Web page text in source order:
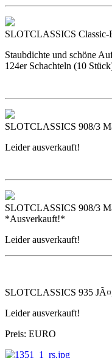
SLOTCLASSICS Classic-
Staubdichte und schöne
124er Schachteln (10
SLOTCLASSICS 908/3
Leider ausverkauft!
SLOTCLASSICS 908/3
*Ausverkauft!*
Leider ausverkauft!
SLOTCLASSICS 935
Leider ausverkauft!
Preis: EURO